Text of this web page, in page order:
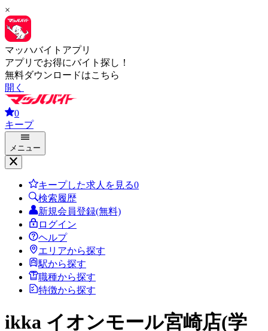
×
マッハバイトアプリ
アプリでお得にバイト探し！
無料ダウンロードはこちら
開く
0
キープ
メニュー
キープした求人を見る0
検索履歴
新規会員登録(無料)
ログイン
ヘルプ
エリアから探す
駅から探す
職種から探す
特徴から探す
ikka イオンモール宮崎店(学